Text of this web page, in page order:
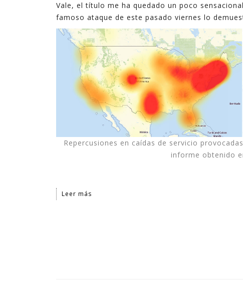
mis experiencias sobre la generación de valor y
negocio a partir de la explotación de datos,
habitualmente utilizando para ello las últimas
tecnologías. En ocasiones son complejas, y en
ocasiones son sencillas pero suficientes.
En estos últimos quince años, en los que he
ejercido de gerente, he podido ver cómo la
explotación inteligente de datos mejora de
forma notable los resultados en diferentes
ámbitos de la empresa, desde procesos
internos hasta la relación con el cliente,
pasando por la creación de nuevos productos y
Vale, el título me ha quedado un poco
famoso ataque de este pasado viernes lo
Repercusiones en caídas de servicio
informe obtenido
Leer más